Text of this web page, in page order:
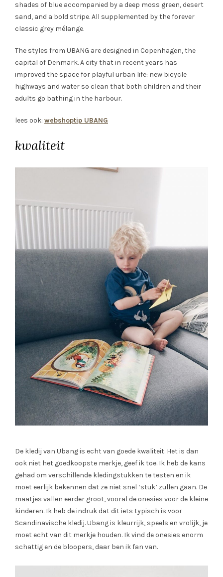
shades of blue accompanied by a deep moss green, desert
sand, and a bold stripe. All supplemented by the forever
classic grey mélange.
The styles from UBANG are designed in Copenhagen, the
capital of Denmark. A city that in recent years has
improved the space for playful urban life: new bicycle
highways and water so clean that both children and their
adults go bathing in the harbour.
lees ook: webshoptip UBANG
kwaliteit
De kledij van Ubang is echt van goede kwaliteit. Het is dan
ook niet het goedkoopste merkje, geef ik toe. Ik heb de kans
gehad om verschillende kledingstukken te testen en ik
moet eerlijk bekennen dat ze niet snel ‘stuk’ zullen gaan. De
maatjes vallen eerder groot, vooral de onesies voor de kleine
kinderen. Ik heb de indruk dat dit iets typisch is voor
Scandinavische kledij. Ubang is kleurrijk, speels en vrolijk, je
moet echt van dit merkje houden. Ik vind de onesies enorm
schattig en de bloopers, daar ben ik fan van.